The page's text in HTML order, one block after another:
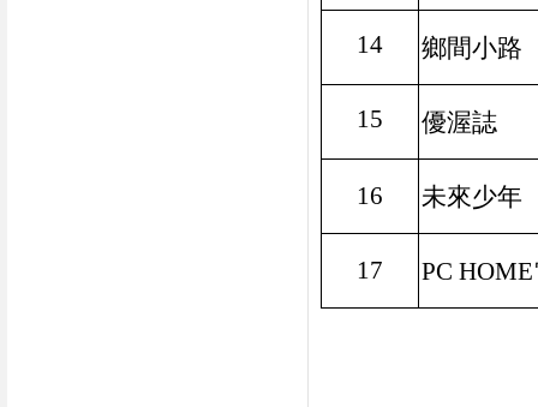
14 鄉間小路
15 優渥誌
16 未來少年
17 PC HOME